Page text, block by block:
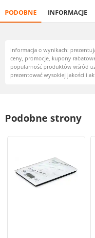
PODOBNE INFORMACJE
Informacja o wynikach:
ceny, promocje, kupony
popularność produktów wśród
prezentować wysokiej jakości i
Podobne strony